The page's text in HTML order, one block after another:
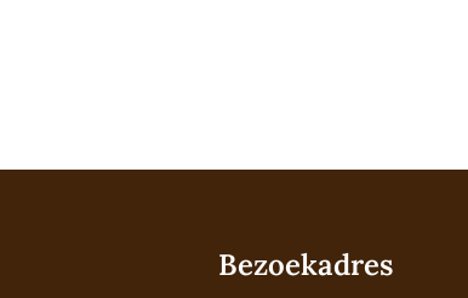
Bezoekadres